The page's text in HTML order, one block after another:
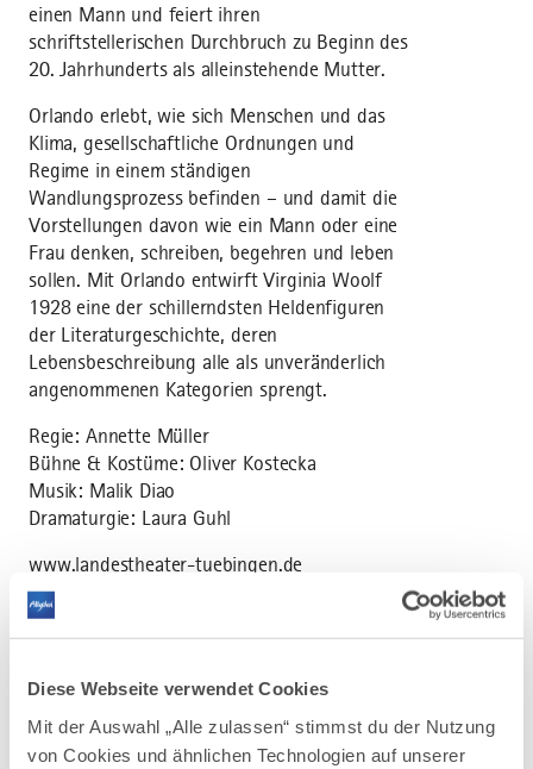
Diese Webseite verwendet Cookies
Mit der Auswahl „Alle zulassen“ stimmst du der Nutzung
von Cookies und ähnlichen Technologien auf unserer
einen Mann und feiert ihren
schriftstellerischen Durchbruch zu Beginn des
20. Jahrhunderts als alleinstehende Mutter.
Orlando erlebt, wie sich Menschen und das
Klima, gesellschaftliche Ordnungen und
Regime in einem ständigen
Wandlungsprozess befinden – und damit die
Vorstellungen davon wie ein Mann oder eine
Frau denken, schreiben, begehren und leben
sollen. Mit Orlando entwirft Virginia Woolf
1928 eine der schillerndsten Heldenfiguren
der Literaturgeschichte, deren
Lebensbeschreibung alle als unveränderlich
angenommenen Kategorien sprengt.
Regie: Annette Müller
Bühne & Kostüme: Oliver Kostecka
Musik: Malik Diao
Dramaturgie: Laura Guhl
www.landestheater-tuebingen.de